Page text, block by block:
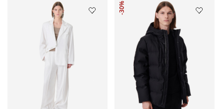
-30%